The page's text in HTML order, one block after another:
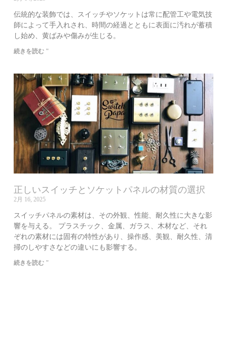
伝統的な装飾では、スイッチやソケットは常に配管工や電気技
師によって手入れされ、時間の経過とともに表面に汚れが蓄積
し始め、黄ばみや傷みが生じる。
続きを読む "
正しいスイッチとソケットパネルの材質の選択
2月 16, 2025
スイッチパネルの素材は、その外観、性能、耐久性に大きな影
響を与える。 プラスチック、金属、ガラス、木材など、それ
ぞれの素材には固有の特性があり、操作感、美観、耐久性、清
掃のしやすさなどの違いにも影響する。
続きを読む "